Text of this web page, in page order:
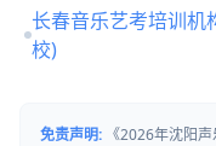
长春音乐艺考培训机
校)
免责声明: 《2026年沈阳